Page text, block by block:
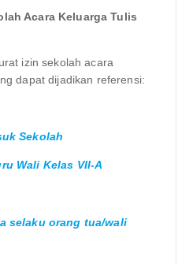
Acara Keluarga Tulis
izin sekolah acara
dapat dijadikan referensi:
Sekolah
Wali Kelas VII-A
selaku orang tua/wali